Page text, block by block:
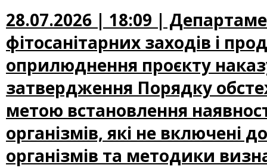
28.07.2026 | 18:09 |
фітосанітарних заходів і
оприлюднення проєкту
затвердження Порядку
метою встановлення
організмів, які не включені
організмів та методики